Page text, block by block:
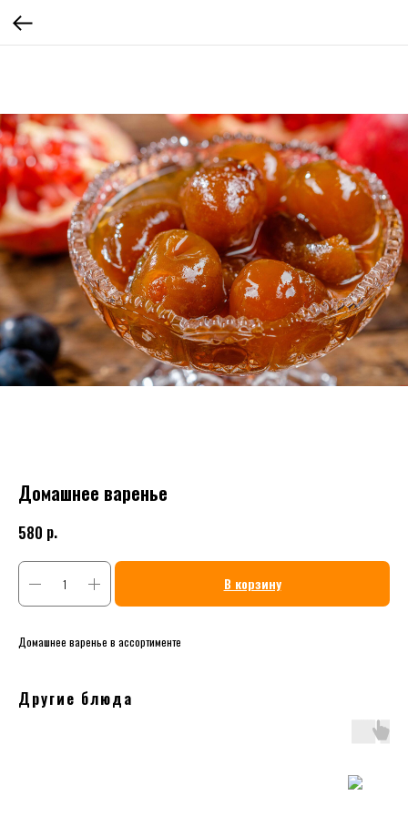
Домашнее варенье
580 р.
В корзину
Домашнее варенье в ассортименте
Другие блюда